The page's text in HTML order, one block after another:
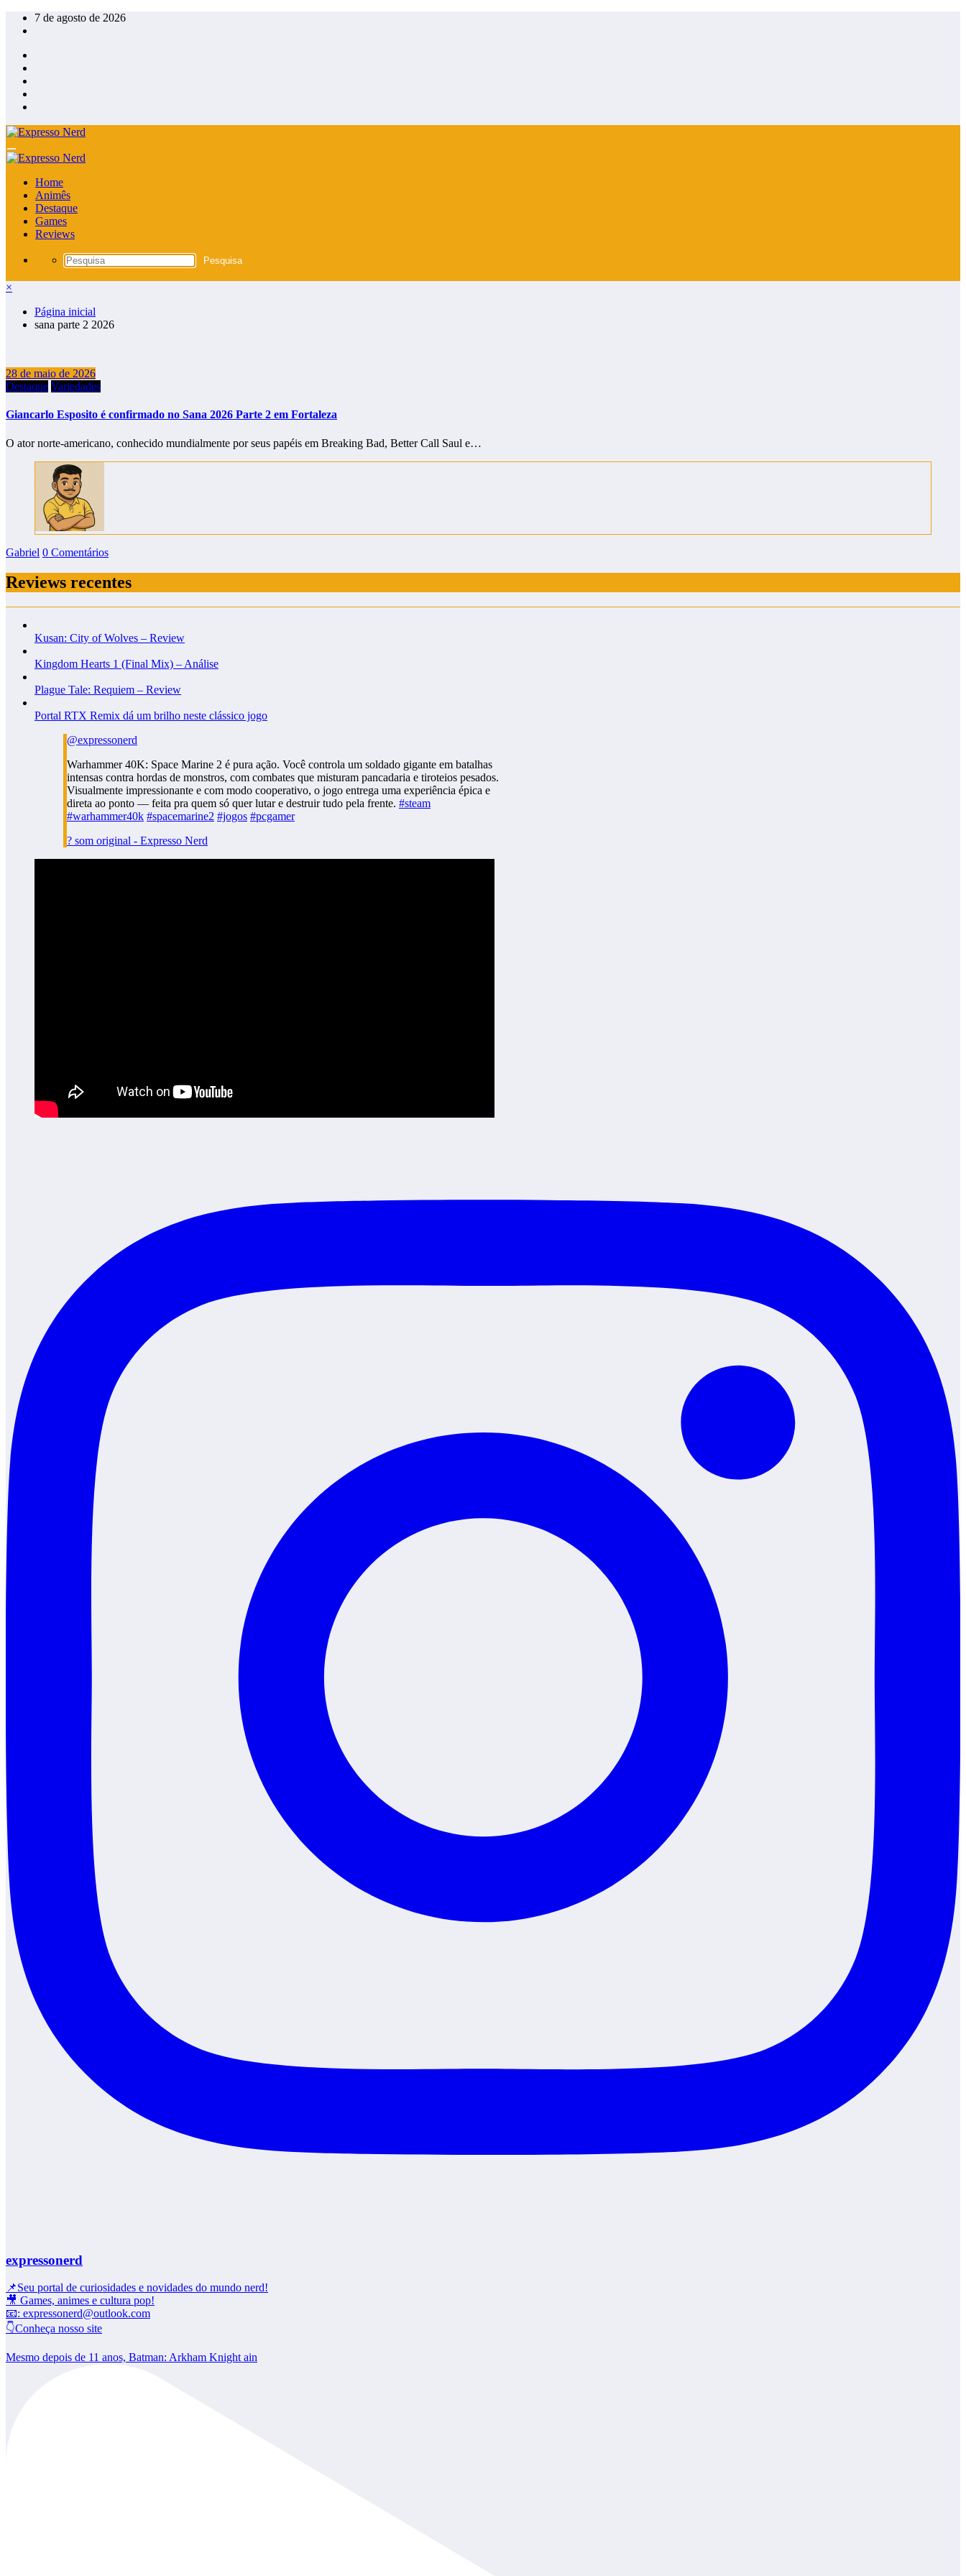
Pular
para
conteúdo
7 de agosto de 2026
Home
Animês
Destaque
Games
Reviews
×
Página inicial
sana parte 2 2026
28 de maio de 2026
Destaque Variedades
Giancarlo Esposito é confirmado no Sana 2026 Parte 2 em Fortaleza
O ator norte-americano, conhecido mundialmente por seus papéis em Breaking Bad, Better Call Saul e…
Gabriel 0 Comentários
Reviews recentes
Kusan: City of Wolves – Review
Kingdom Hearts 1 (Final Mix) – Análise
Plague Tale: Requiem – Review
Portal RTX Remix dá um brilho neste clássico jogo
@expressonerd
Warhammer 40K: Space Marine 2 é pura ação. Você controla um soldado gigante em batalhas
intensas contra hordas de monstros, com combates que misturam pancadaria e tiroteios pesados.
Visualmente impressionante e com modo cooperativo, o jogo entrega uma experiência épica e
direta ao ponto — feita pra quem só quer lutar e destruir tudo pela frente. #steam
#warhammer40k #spacemarine2 #jogos #pcgamer
? som original - Expresso Nerd
expressonerd
📌Seu portal de curiosidades e novidades do mundo nerd!
🎥 Games, animes e cultura pop!
📧: expressonerd@outlook.com
👇Conheça nosso site
Mesmo depois de 11 anos, Batman: Arkham Knight ain